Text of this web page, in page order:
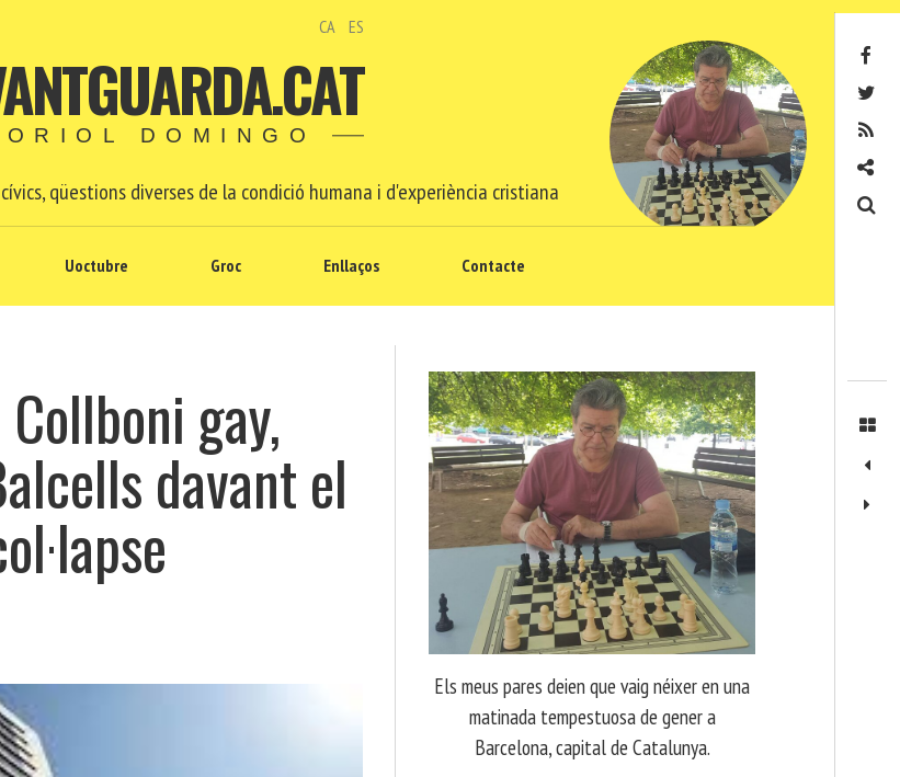
CA ES
ORIOL DOMINGO
qüestions diverses de la condició humana i d'experiència cristiana
Uoctubre Groc Enllaços Contacte
gay,
davant el
Els meus pares deien que vaig néixer en una
matinada tempestuosa de gener a
Barcelona, capital de Catalunya.
Contacte